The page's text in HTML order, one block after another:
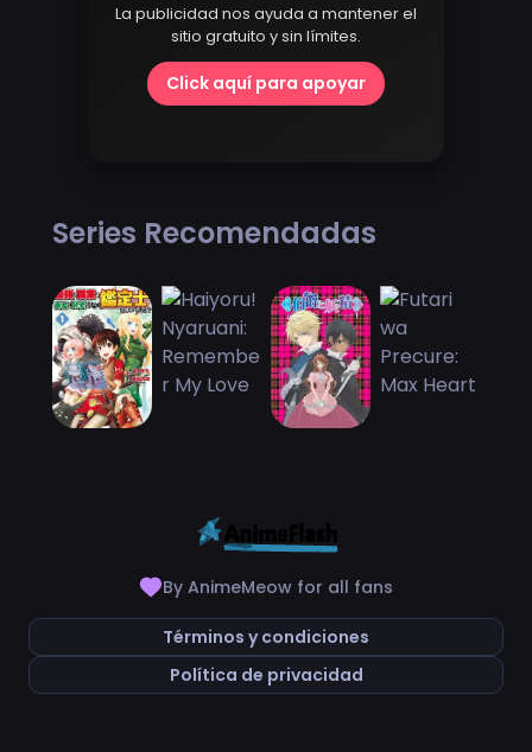
La publicidad nos ayuda a mantener el
sitio gratuito y sin límites.
Click aquí para apoyar
Series Recomendadas
By AnimeMeow for all fans
Términos y condiciones
Política de privacidad